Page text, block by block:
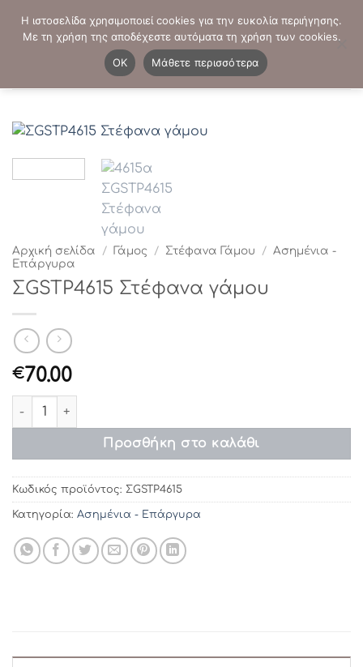
στο
ΤΗΛΕΦΩΝΙΚΕΣ ΠΑΡΑΓΓΕΛΙΕΣ: - 2103821941
Αρχική σελίδα / Γάμος / Στέφανα Γάμου / Ασημένια -
Επάργυρα
ΣGSTP4615 Στέφανα γάμου
€70.00
ΣGSTP4615 Στέφανα γάμου ποσότητα
Προσθήκη στο καλάθι
Κωδικός προϊόντος: ΣGSTP4615
Κατηγορία: Ασημένια - Επάργυρα
Η ιστοσελίδα χρησιμοποιεί cookies για την ευκολία περιήγησης.
Με τη χρήση της αποδέχεστε αυτόματα τη χρήση των cookies.
OK
Μάθετε περισσότερα